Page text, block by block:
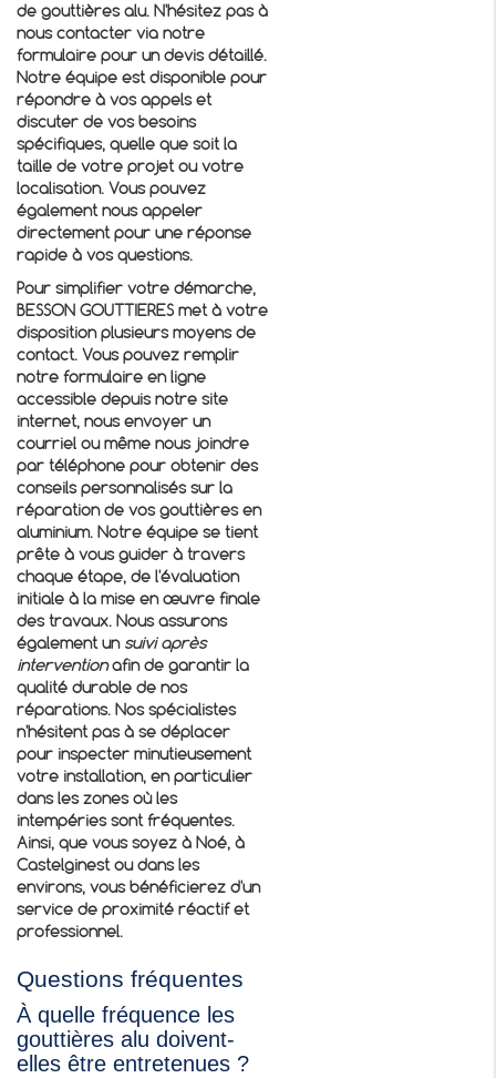
de gouttières alu. N'hésitez pas à
nous contacter via notre
formulaire pour un devis détaillé.
Notre équipe est disponible pour
répondre à vos appels et
discuter de vos besoins
spécifiques, quelle que soit la
taille de votre projet ou votre
localisation. Vous pouvez
également nous appeler
directement pour une réponse
rapide à vos questions.
Pour simplifier votre démarche,
BESSON GOUTTIERES met à votre
disposition plusieurs moyens de
contact. Vous pouvez remplir
notre formulaire en ligne
accessible depuis notre site
internet, nous envoyer un
courriel ou même nous joindre
par téléphone pour obtenir des
conseils personnalisés sur la
réparation de vos gouttières en
aluminium. Notre équipe se tient
prête à vous guider à travers
chaque étape, de l'évaluation
initiale à la mise en œuvre finale
des travaux. Nous assurons
également un suivi après
interventionafin de garantir la
qualité durable de nos
réparations. Nos spécialistes
n'hésitent pas à se déplacer
pour inspecter minutieusement
votre installation, en particulier
dans les zones où les
intempéries sont fréquentes.
Ainsi, que vous soyez à Noé, à
Castelginest ou dans les
environs, vous bénéficierez d'un
service de proximité réactif et
professionnel.
Questions fréquentes
À quelle fréquence les
gouttières alu doivent-
elles être entretenues ?